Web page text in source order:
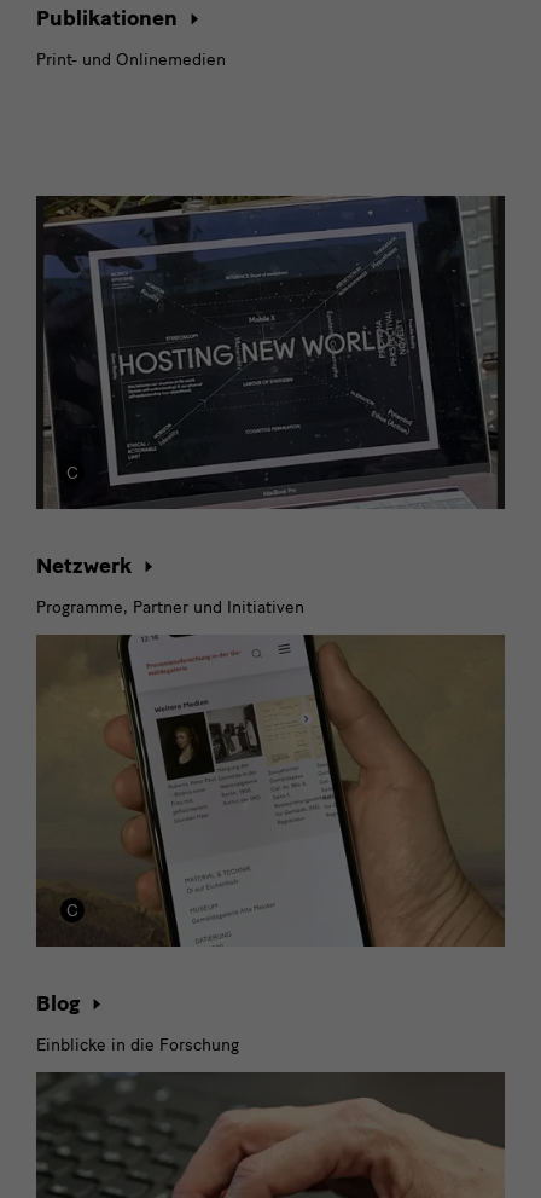
Publikationen
Print- und Onlinemedien
Blog
und
Kontakt
Netzwerk
Programme, Partner und Initiativen
Blog
Einblicke in die Forschung